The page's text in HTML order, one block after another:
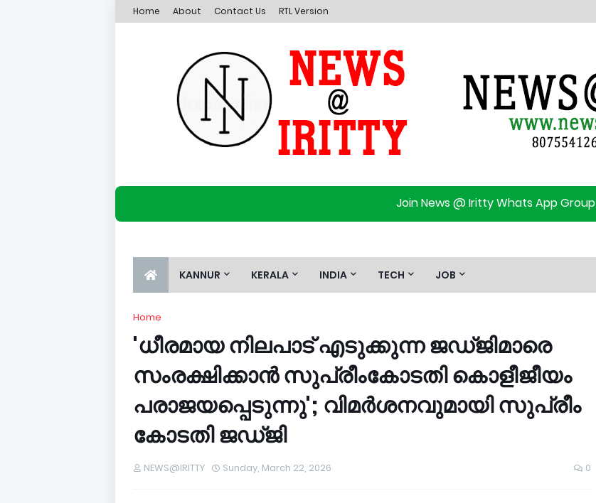
Home About Contact Us RTL Version
Join News @ Iritty Whats App Group
KANNUR KERALA INDIA TECH JOB
Home
'ധീരമായ നിലപാട് എടുക്കുന്ന ജഡ്ജിമാരെ
സംരക്ഷിക്കാൻ സുപ്രീംകോടതി കൊളീജീയം
പരാജയപ്പെടുന്നു'; വിമർശനവുമായി സുപ്രീം
കോടതി ജഡ്ജി
NEWS@IRITTY Sunday, March 22, 2026 0